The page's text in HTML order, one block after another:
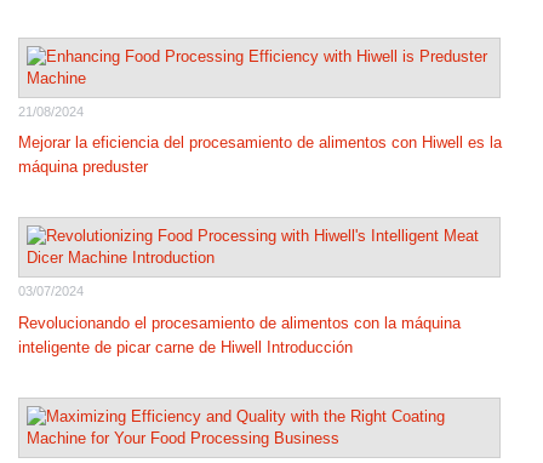
21/08/2024
Mejorar la eficiencia del procesamiento de alimentos con Hiwell es la
máquina preduster
03/07/2024
Revolucionando el procesamiento de alimentos con la máquina
inteligente de picar carne de Hiwell Introducción